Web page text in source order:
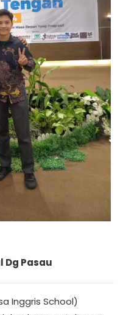
Dg Pasau
Inggris School)